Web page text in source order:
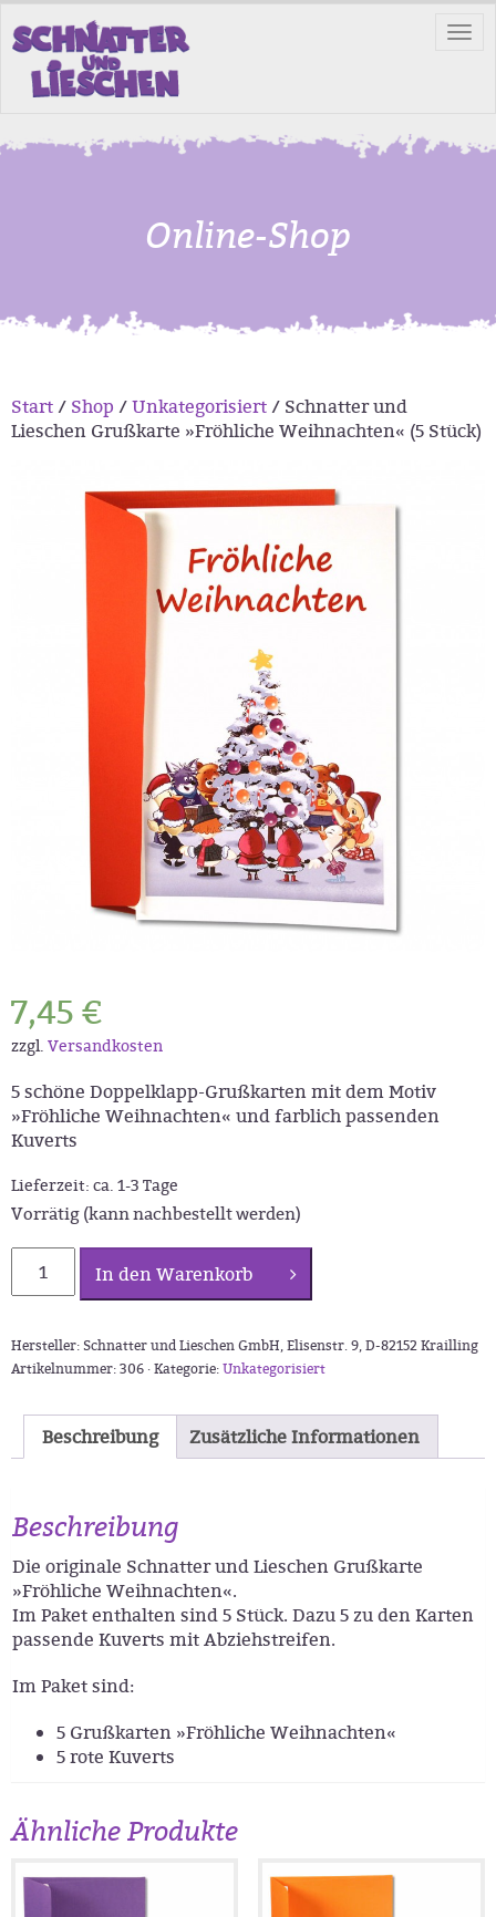
Online-Shop
Start/ Shop /Unkategorisiert/ Schnatter und
Lieschen Grußkarte »Fröhliche Weihnachten« (5 Stück)
7,45€
zzgl. Versandkosten
5 schöne Doppelklapp-Grußkarten mit dem Motiv
»Fröhliche Weihnachten« und farblich passenden
Kuverts
Lieferzeit: ca. 1-3 Tage
Vorrätig (kann nachbestellt werden)
und
Lieschen
»Fröhliche
Weihnachten«
Stück)
Menge
In den Warenkorb
Hersteller: Schnatter und Lieschen GmbH, Elisenstr. 9, D-82152 Krailling
Artikelnummer:306 ·Kategorie:Unkategorisiert
Beschreibung Zusätzliche Informationen
Beschreibung
Die originale Schnatter und Lieschen Grußkarte
»Fröhliche Weihnachten«.
Im Paket enthalten sind 5 Stück. Dazu 5 zu den Karten
passende Kuverts mit Abziehstreifen.
Im Paket sind:
5 Grußkarten »Fröhliche Weihnachten«
5 rote Kuverts
Ähnliche Produkte